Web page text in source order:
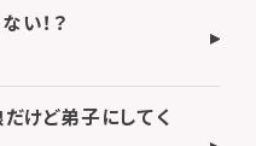
い！？
けど弟子にしてく